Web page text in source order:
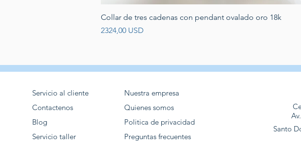
Collar de tres cadenas con pendant ovalado oro 18k
Prezzo
2324,00 USD
Servicio al cliente
Contactenos
Blog
Servicio taller
Nuestra empresa
Quienes somos
Politica de privacidad
Preguntas frecuentes
Santo